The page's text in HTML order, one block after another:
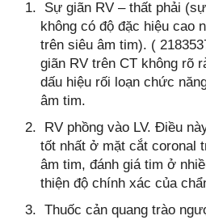
Sự giãn RV – thất phải
không có độ đặc hiệu cao
trên siêu âm tim). (
giãn RV trên CT không rõ
dấu hiệu rối loạn chức
âm tim.
RV phồng vào LV. Điều
tốt nhất ở mặt cắt coronal
âm tim, đánh giá tim ở
thiện độ chính xác của
Thuốc cản quang trào